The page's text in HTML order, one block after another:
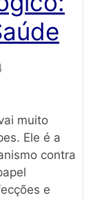
muito
Ele é a
contra
e